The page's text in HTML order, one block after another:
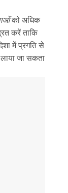
को अधिक
करें ताकि
में प्रगति से
जा सकता